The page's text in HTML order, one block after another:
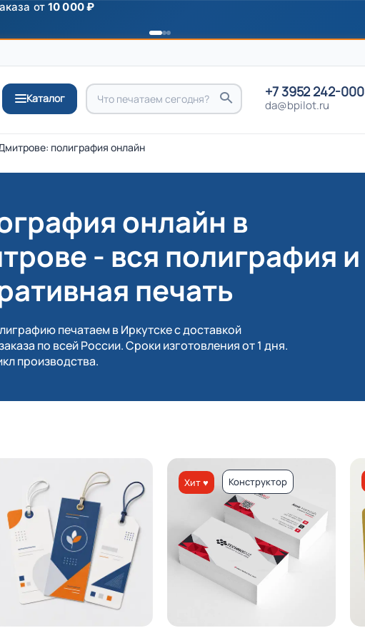
ПРИВЕТ
Каталог +7 3952 242-000
da@bpilot.ru
полиграфия онлайн
онлайн в
- вся полиграфия и
печать
печатаем в Иркутске с доставкой
по всей России. Сроки изготовления от 1 дня.
производства.
Хит ♥ Конструктор